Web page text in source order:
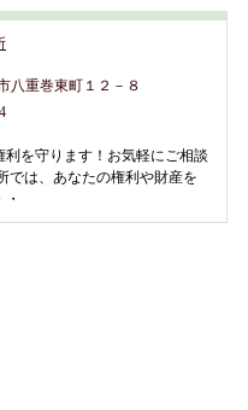
八重巻東町１２－８
利を守ります！お気軽にご相談
では、あなたの権利や財産を